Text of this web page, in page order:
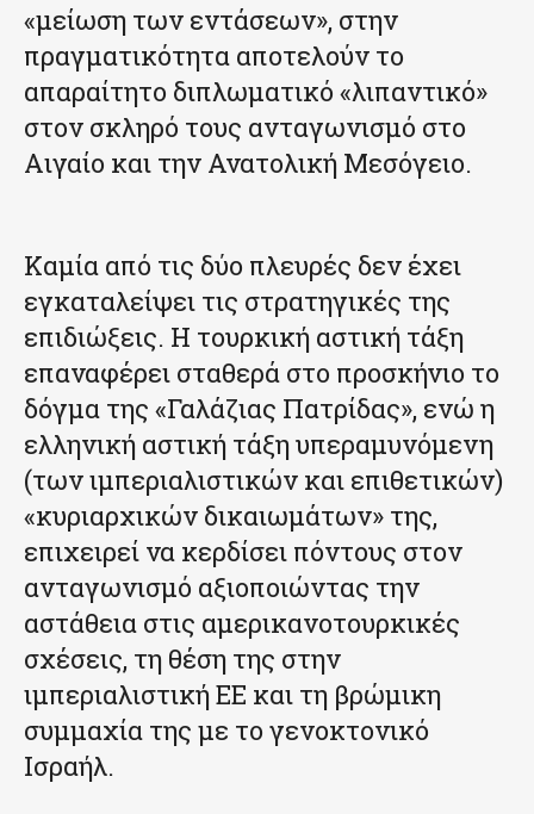
«μείωση των εντάσεων», στην
πραγματικότητα αποτελούν το
απαραίτητο διπλωματικό «λιπαντικό»
στον σκληρό τους ανταγωνισμό στο
Αιγαίο και την Ανατολική Μεσόγειο.
Καμία από τις δύο πλευρές δεν έχει
εγκαταλείψει τις στρατηγικές της
επιδιώξεις. Η τουρκική αστική τάξη
επαναφέρει σταθερά στο προσκήνιο το
δόγμα της «Γαλάζιας Πατρίδας», ενώ η
ελληνική αστική τάξη υπεραμυνόμενη
(των ιμπεριαλιστικών και επιθετικών)
«κυριαρχικών δικαιωμάτων» της,
επιχειρεί να κερδίσει πόντους στον
ανταγωνισμό αξιοποιώντας την
αστάθεια στις αμερικανοτουρκικές
σχέσεις, τη θέση της στην
ιμπεριαλιστική ΕΕ και τη βρώμικη
συμμαχία της με το γενοκτονικό
Ισραήλ.